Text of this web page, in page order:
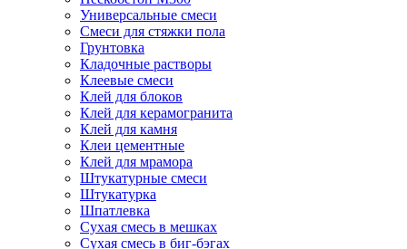
Универсальные смеси
Смеси для стяжки пола
Грунтовка
Кладочные растворы
Клеевые смеси
Клей для блоков
Клей для керамогранита
Клей для камня
Клеи цементные
Клей для мрамора
Штукатурные смеси
Штукатурка
Шпатлевка
Сухая смесь в мешках
Сухая смесь в биг-бэгах